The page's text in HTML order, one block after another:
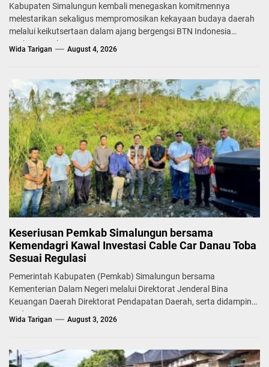
Kabupaten Simalungun kembali menegaskan komitmennya
melestarikan sekaligus mempromosikan kekayaan budaya daerah
melalui keikutsertaan dalam ajang bergengsi BTN Indonesia
Fashion Week...
Wida Tarigan August 4, 2026
Keseriusan Pemkab Simalungun bersama
Kemendagri Kawal Investasi Cable Car Danau Toba
Sesuai Regulasi
Pemerintah Kabupaten (Pemkab) Simalungun bersama
Kementerian Dalam Negeri melalui Direktorat Jenderal Bina
Keuangan Daerah Direktorat Pendapatan Daerah, serta didampingi
Badan...
Wida Tarigan August 3, 2026